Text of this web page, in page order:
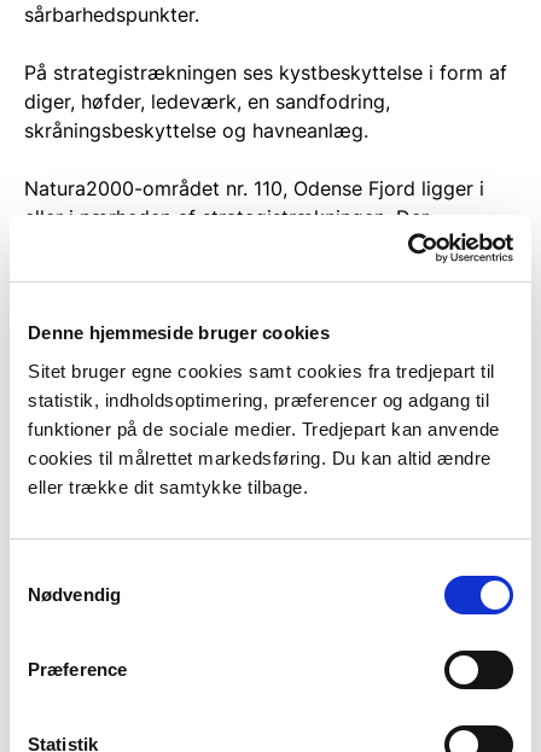
Denne hjemmeside bruger cookies
Sitet bruger egne cookies samt cookies fra tredjepart til
statistik, indholdsoptimering, præferencer og adgang til
funktioner på de sociale medier. Tredjepart kan anvende
cookies til målrettet markedsføring. Du kan altid ændre
eller trække dit samtykke tilbage.
Nødvendig
Præference
Statistik
sårbarhedspunkter.
På strategistrækningen ses kystbeskyttelse i form af
diger, høfder, ledeværk, en sandfodring,
skråningsbeskyttelse og havneanlæg.
Natura2000-området nr. 110, Odense Fjord ligger i
eller i nærheden af strategistrækningen. Der
forefindes beskyttet natur, §3-områder, i form af eng,
På strækningen arbejdes der med et kommunalt
fællesprojekt for beskyttelse af Seden Strandby.
Strækningen ligger i risikoområde Odense Fjord,
udpeget efter oversvømmelsesloven i 2011. Der er
som skal revideres i 2021.
Strategistrækningen er fastlagt på baggrund af det
Den primære udfordring er risiko i forhold til